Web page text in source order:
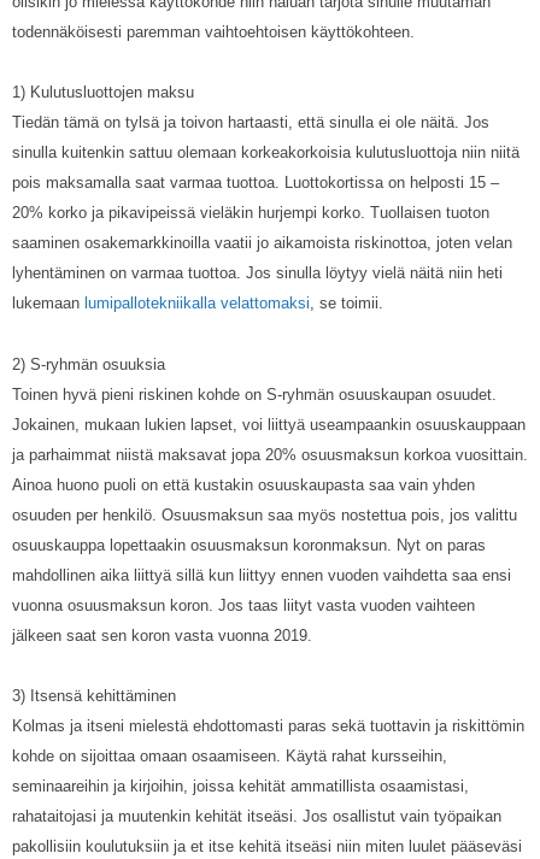
todennäköisesti paremman vaihtoehtoisen käyttökohteen.
1) Kulutusluottojen maksu
Tiedän tämä on tylsä ja toivon hartaasti, että sinulla ei ole näitä. Jos
sinulla kuitenkin sattuu olemaan korkeakorkoisia kulutusluottoja niin niitä
pois maksamalla saat varmaa tuottoa. Luottokortissa on helposti 15 –
20% korko ja pikavipeissä vieläkin hurjempi korko. Tuollaisen tuoton
saaminen osakemarkkinoilla vaatii jo aikamoista riskinottoa, joten velan
lyhentäminen on varmaa tuottoa. Jos sinulla löytyy vielä näitä niin heti
lukemaan lumipallotekniikalla velattomaksi, se toimii.
2) S-ryhmän osuuksia
Toinen hyvä pieni riskinen kohde on S-ryhmän osuuskaupan osuudet.
Jokainen, mukaan lukien lapset, voi liittyä useampaankin osuuskauppaan
ja parhaimmat niistä maksavat jopa 20% osuusmaksun korkoa vuosittain.
Ainoa huono puoli on että kustakin osuuskaupasta saa vain yhden
osuuden per henkilö. Osuusmaksun saa myös nostettua pois, jos valittu
osuuskauppa lopettaakin osuusmaksun koronmaksun. Nyt on paras
mahdollinen aika liittyä sillä kun liittyy ennen vuoden vaihdetta saa ensi
vuonna osuusmaksun koron. Jos taas liityt vasta vuoden vaihteen
jälkeen saat sen koron vasta vuonna 2019.
3) Itsensä kehittäminen
Kolmas ja itseni mielestä ehdottomasti paras sekä tuottavin ja riskittömin
kohde on sijoittaa omaan osaamiseen. Käytä rahat kursseihin,
seminaareihin ja kirjoihin, joissa kehität ammatillista osaamistasi,
rahataitojasi ja muutenkin kehität itseäsi. Jos osallistut vain työpaikan
pakollisiin koulutuksiin ja et itse kehitä itseäsi niin miten luulet pääseväsi